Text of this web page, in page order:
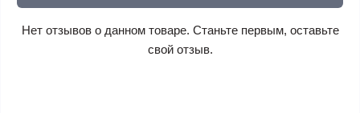
Нет отзывов о данном товаре. Станьте первым, оставьте
свой отзыв.